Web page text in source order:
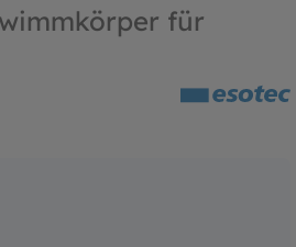
für